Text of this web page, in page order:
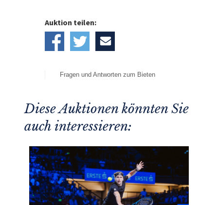
Auktion teilen:
Fragen und Antworten zum Bieten
Diese Auktionen könnten Sie
auch interessieren: